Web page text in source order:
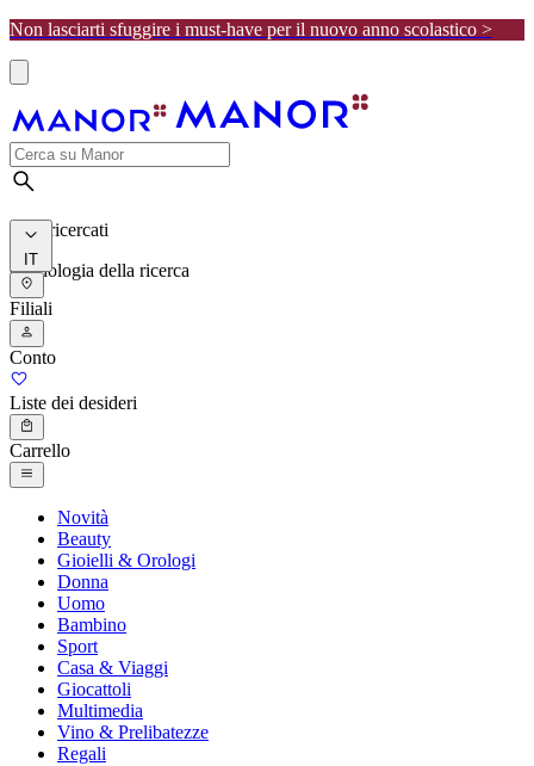
Non lasciarti sfuggire i must-have per il nuovo anno scolastico >
I più ricercati
Cronologia della ricerca
IT
Filiali
Conto
Liste dei desideri
Carrello
Novità
Beauty
Gioielli & Orologi
Donna
Uomo
Bambino
Sport
Casa & Viaggi
Giocattoli
Multimedia
Vino & Prelibatezze
Regali